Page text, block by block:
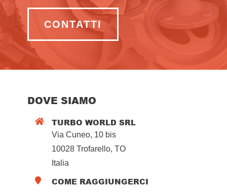
CONTATTI
DOVE SIAMO
 TURBO WORLD SRL
Via Cuneo, 10 bis
10028 Trofarello, TO
Italia
 COME RAGGIUNGERCI